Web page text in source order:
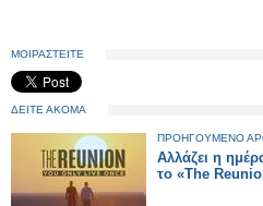
ΜΟΙΡΑΣΤΕΙΤΕ
ΔΕΙΤΕ ΑΚΟΜΑ
ΠΡΟΗΓΟΥΜΕΝΟ
Αλλάζει η
το «The